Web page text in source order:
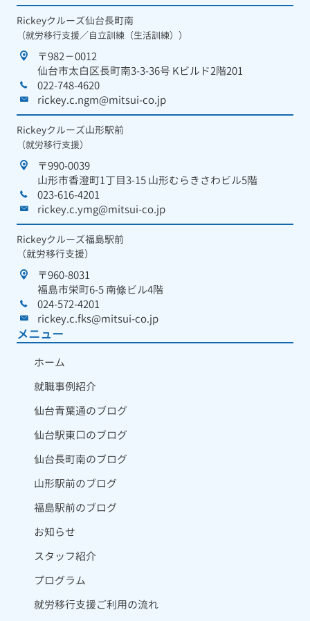
Rickeyクルーズ仙台長町南
（就労移行支援／自立訓練（生活訓練））
〒982－0012
仙台市太白区長町南3-3-36号 Kビルド2階201
022-748-4620
rickey.c.ngm@mitsui-co.jp
Rickeyクルーズ山形駅前
（就労移行支援）
〒990-0039
山形市香澄町1丁目3-15 山形むらきさわビル5階
023-616-4201
rickey.c.ymg@mitsui-co.jp
Rickeyクルーズ福島駅前
（就労移行支援）
〒960-8031
福島市栄町6-5 南條ビル4階
024-572-4201
rickey.c.fks@mitsui-co.jp
メニュー
ホーム
就職事例紹介
仙台青葉通のブログ
仙台駅東口のブログ
仙台長町南のブログ
山形駅前のブログ
福島駅前のブログ
お知らせ
スタッフ紹介
プログラム
就労移行支援ご利用の流れ